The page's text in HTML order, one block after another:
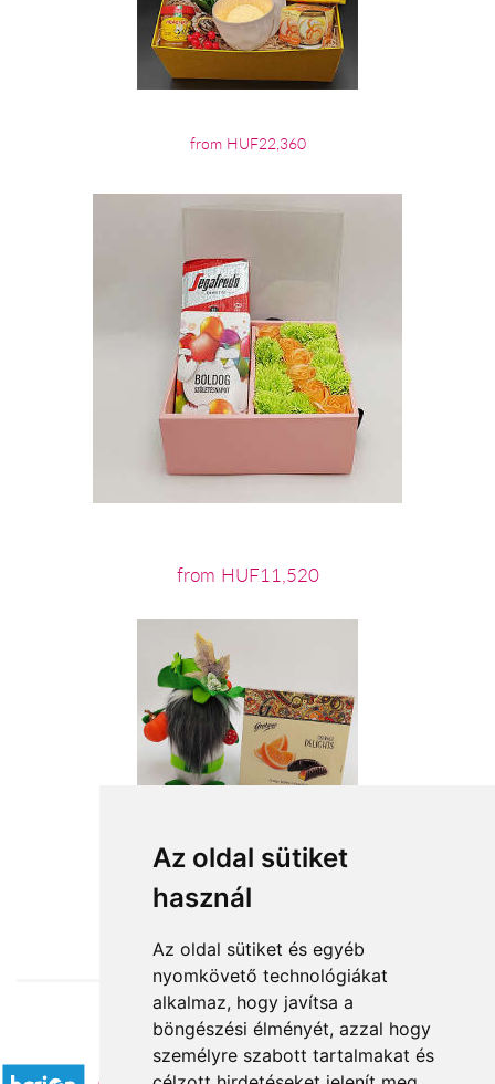
Az oldal sütiket
használ
Az oldal sütiket és egyéb
nyomkövető technológiákat
alkalmaz, hogy javítsa a
böngészési élményét, azzal hogy
személyre szabott tartalmakat és
from HUF22,360
from HUF11,520
from HUF14,800
Accepted payment methods